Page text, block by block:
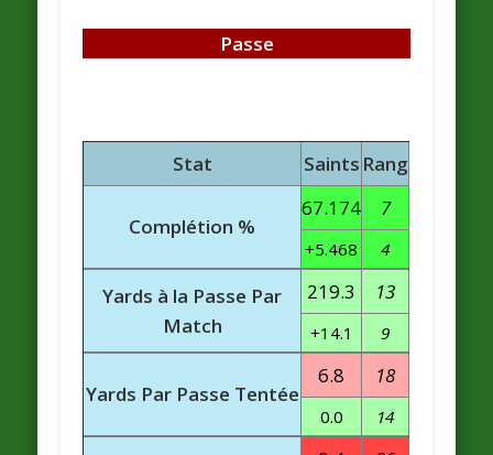
Passe
Stat Saints Rang
Complétion %
67.174 7
+5.468 4
Yards à la Passe Par
Match
219.3 13
+14.1 9
Yards Par Passe Tentée
6.8 18
0.0 14